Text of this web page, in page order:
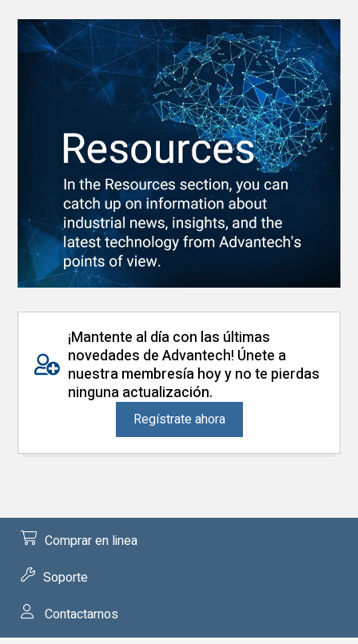
¡Mantente al día con las últimas
novedades de Advantech! Únete a
nuestra membresía hoy y no te pierdas
ninguna actualización.
Regístrate ahora
Comprar en linea
Soporte
Contactarnos